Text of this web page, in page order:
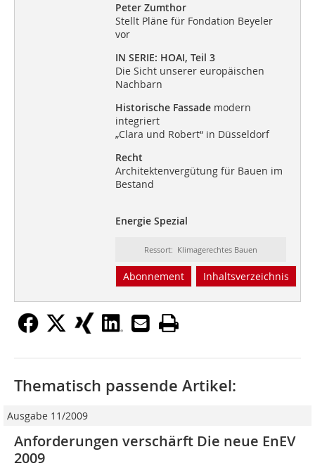
Peter Zumthor
Stellt Pläne für Fondation Beyeler
vor
IN SERIE: HOAI, Teil 3
Die Sicht unserer europäischen
Nachbarn
Historische Fassademodern
integriert
„Clara und Robert“ in Düsseldorf
Recht
Architektenvergütung für Bauen im
Bestand
Energie Spezial
Ressort: Klimagerechtes Bauen
Abonnement Inhaltsverzeichnis
Thematisch passende Artikel:
Ausgabe 11/2009
Anforderungen verschärft Die neue EnEV
2009